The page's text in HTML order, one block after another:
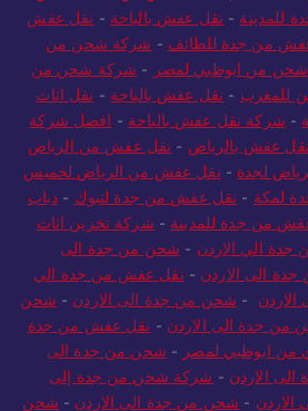
للدمام - نقل عفش من جدة لخميس
للمدينة-نقل عفش بالباحة - نقل عفش
من جدة للطائف
شركة شحن من
شحن من ابوظبي لمصر - شركة شحن من
للمغرب- نقل عفش بالباحة -نقل اثاث
- شركة نقل عفش بالباحة- افضل شركة
عفش بالرياض-نقل عفش من الرياض
لجدة -نقل عفش من الرياض لخميس
لمكة - نقل عفش من جدة لتبوك-دباب
من جدة للمدينة - شركة تخزين اثاث
الي الاردن -شحن من جدة الى
الى الاردن - نقل عفش من جدة الي
- شحن من جدة الى الاردن - شحن
من جدة الى الاردن -نقل عفش من جدة
من ابوظبي لمصر-شحن من جدة الى
الاردن - شركة شحن من جدة إلى